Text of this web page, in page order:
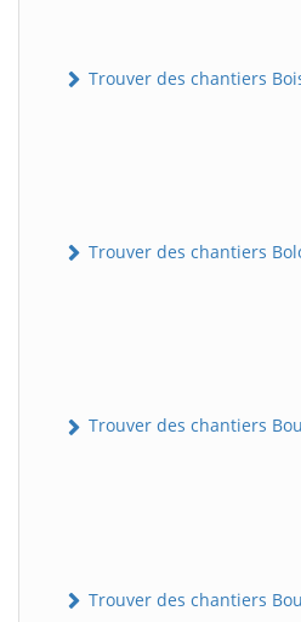
Trouver des chantiers
Trouver des chantiers
Trouver des chantiers
Trouver des chantiers